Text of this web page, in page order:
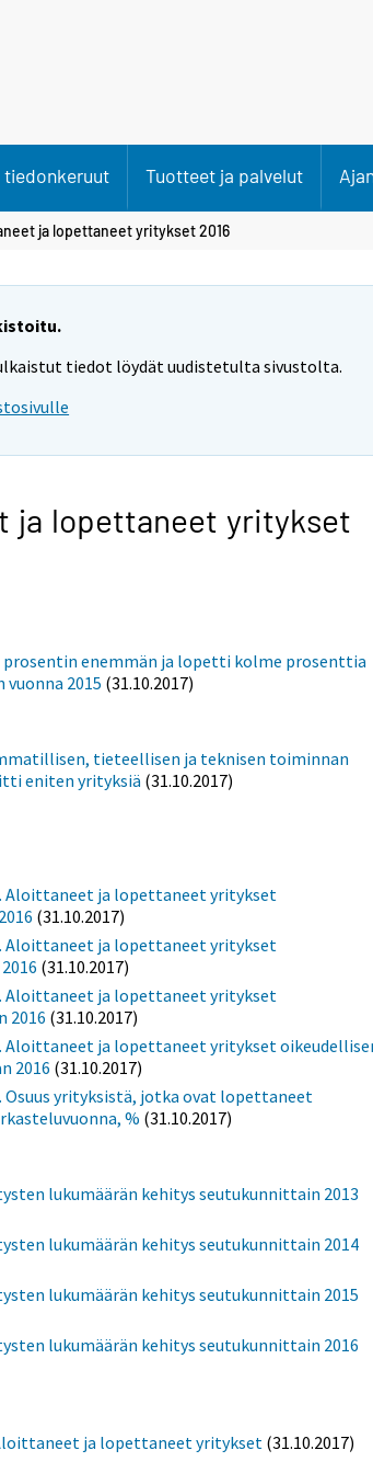
tiedonkeruut Tuotteet ja palvelut
ja lopettaneet yritykset 2016
tiedot löydät uudistetulta sivustolta.
ja lopettaneet yritykset
enemmän ja lopetti kolme prosenttia
vuonna 2015 (31.10.2017)
tieteellisen ja teknisen toiminnan
eniten yrityksiä (31.10.2017)
Aloittaneet ja lopettaneet yritykset
(31.10.2017)
Aloittaneet ja lopettaneet yritykset
(31.10.2017)
Aloittaneet ja lopettaneet yritykset
2016 (31.10.2017)
Aloittaneet ja lopettaneet yritykset
2016 (31.10.2017)
Osuus yrityksistä, jotka ovat lopettaneet
% (31.10.2017)
lukumäärän kehitys seutukunnittain 2013
lukumäärän kehitys seutukunnittain 2014
lukumäärän kehitys seutukunnittain 2015
lukumäärän kehitys seutukunnittain 2016
ja lopettaneet yritykset (31.10.2017)